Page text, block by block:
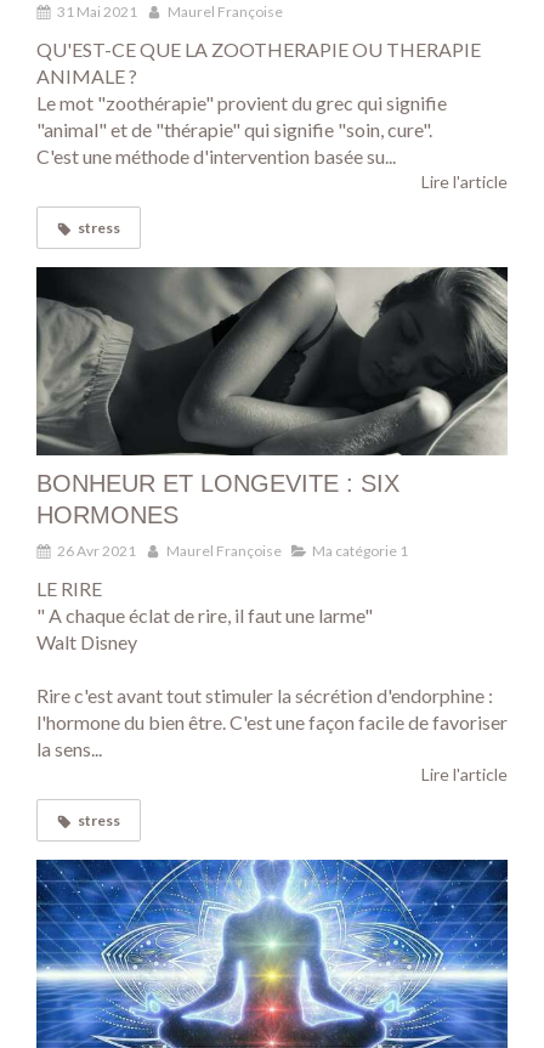
31 Mai 2021 Maurel Françoise
QU'EST-CE QUE LA ZOOTHERAPIE OU THERAPIE
ANIMALE ?
Le mot "zoothérapie" provient du grec qui signifie
"animal" et de "thérapie" qui signifie "soin, cure".
C'est une méthode d'intervention basée su...
Lire l'article
stress
BONHEUR ET LONGEVITE : SIX
HORMONES
26 Avr 2021 Maurel Françoise Ma catégorie 1
LE RIRE
" A chaque éclat de rire, il faut une larme"
Walt Disney
Rire c'est avant tout stimuler la sécrétion d'endorphine :
l'hormone du bien être. C'est une façon facile de favoriser
la sens...
Lire l'article
stress